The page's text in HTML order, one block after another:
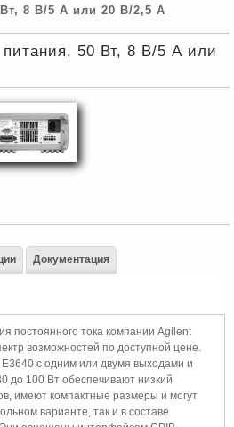
8 В/5 А или 20 В/2,5 А
питания, 50 Вт, 8 В/5 А или
постоянного тока компании Agilent
возможностей по доступной цене.
с одним или двумя выходами и
до 100 Вт обеспечивают низкий
имеют компактные размеры и могут
варианте, так и в составе
Документация